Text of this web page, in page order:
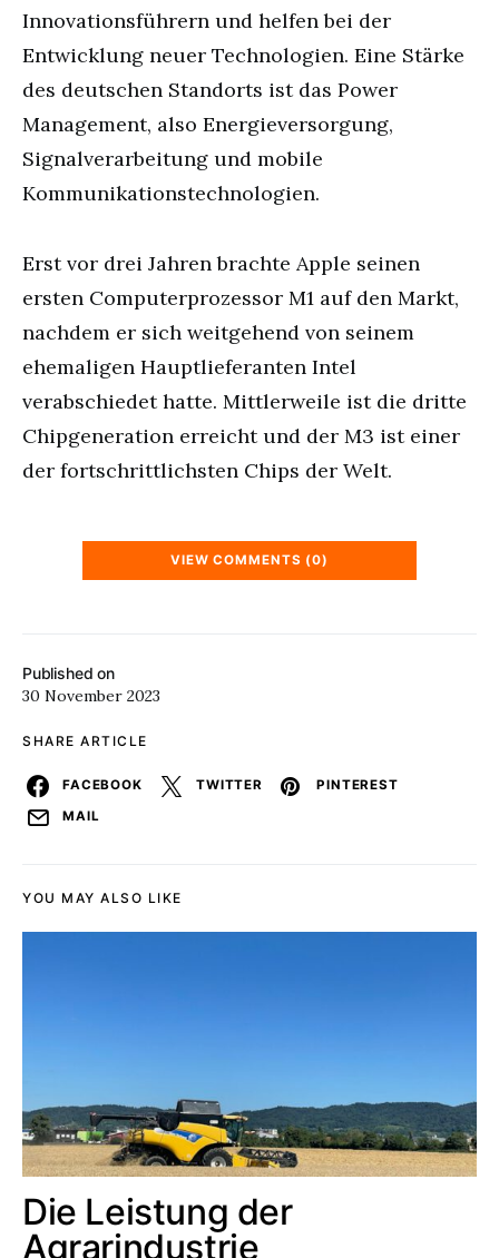
Published on
30 November 2023
SHARE ARTICLE
FACEBOOK TWITTER
PINTEREST
MAIL
Innovationsführern und helfen bei der
Entwicklung neuer Technologien. Eine Stärke
des deutschen Standorts ist das Power
Management, also Energieversorgung,
Signalverarbeitung und mobile
Kommunikationstechnologien.
Erst vor drei Jahren brachte Apple seinen
ersten Computerprozessor M1 auf den Markt,
nachdem er sich weitgehend von seinem
ehemaligen Hauptlieferanten Intel
verabschiedet hatte. Mittlerweile ist die dritte
Chipgeneration erreicht und der M3 ist einer
der fortschrittlichsten Chips der Welt.
VIEW COMMENTS (0)
YOU MAY ALSO LIKE
Die Leistung der
Agrarindustrie